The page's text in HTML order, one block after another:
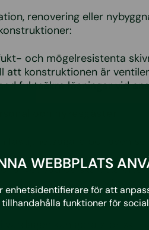
WEBBPLATS
enhetsidentifierare för att
tillhandahålla funktioner för
renovering eller
och mögelresistenta
att konstruktionen är
fuktsäkra lösningar vid
och hyresgäster
fastighetsägare bör även se
vet vad de ska titta
informeras om vad som
dusch eller torka tvätt i